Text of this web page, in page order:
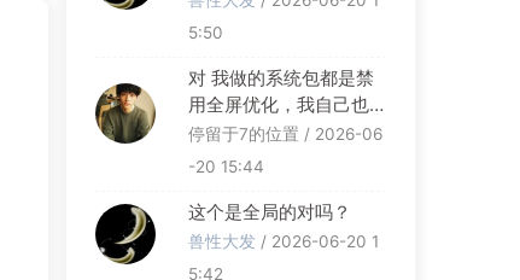
行了
5:50
对 我做的系统包都是禁
用全屏优化，我自己也
测试了。没问题。
停留于7的位置 / 2026-06
-20 15:44
这个是全局的对吗？
兽性大发/ 2026-06-20 1
5:42